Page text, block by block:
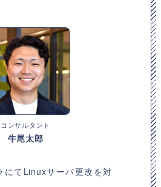
コンサルタント
牛尾太郎
にてLinuxサーバ更改を対